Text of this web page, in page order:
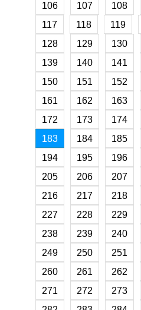
106
107 108
117
118 119
128
129 130
139
140 141
150
151 152
161
162 163
172
173 174
183
184 185
194
195 196
205
206 207
216
217 218
227
228 229
238
239 240
249
250 251
260
261 262
271
272 273